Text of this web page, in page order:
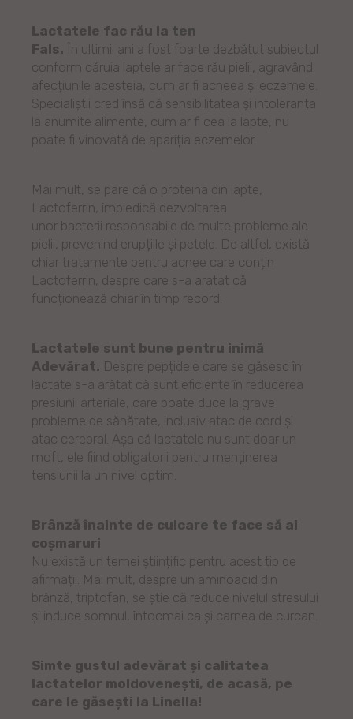
Lactatele fac rău la ten
Fals. În ultimii ani a fost foarte dezbătut subiectul
conform căruia laptele ar face rău pielii, agravând
afecțiunile acesteia, cum ar fi acneea și eczemele.
Specialiștii cred însă că sensibilitatea și intoleranța
la anumite alimente, cum ar fi cea la lapte, nu
poate fi vinovată de apariția eczemelor.
Mai mult, se pare că o proteina din lapte,
Lactoferrin, împiedică dezvoltarea
unor bacterii responsabile de multe probleme ale
pielii, prevenind erupțiile și petele. De altfel, există
chiar tratamente pentru acnee care conțin
Lactoferrin, despre care s-a aratat că
funcționează chiar în timp record.
Lactatele sunt bune pentru inimă
Adevărat. Despre pepțidele care se găsesc în
lactate s-a arătat că sunt eficiente în reducerea
presiunii arteriale, care poate duce la grave
probleme de sănătate, inclusiv atac de cord și
atac cerebral. Așa că lactatele nu sunt doar un
moft, ele fiind obligatorii pentru menținerea
tensiunii la un nivel optim.
Brânză înainte de culcare te face să ai
coșmaruri
Nu există un temei științific pentru acest tip de
afirmații. Mai mult, despre un aminoacid din
brânză, triptofan, se știe că reduce nivelul stresului
și induce somnul, întocmai ca și carnea de curcan.
Simte gustul adevărat și calitatea
lactatelor moldovenești, de acasă, pe
care le găsești la Linella!